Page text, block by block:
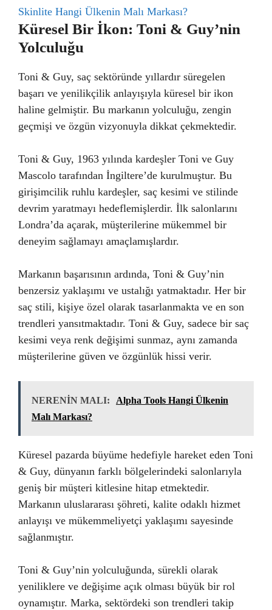
Skinlite Hangi Ülkenin Malı Markası?
Küresel Bir İkon: Toni & Guy’nin
Yolculuğu
Toni & Guy, saç sektöründe yıllardır süregelen
başarı ve yenilikçilik anlayışıyla küresel bir ikon
haline gelmiştir. Bu markanın yolculuğu, zengin
geçmişi ve özgün vizyonuyla dikkat çekmektedir.
Toni & Guy, 1963 yılında kardeşler Toni ve Guy
Mascolo tarafından İngiltere’de kurulmuştur. Bu
girişimcilik ruhlu kardeşler, saç kesimi ve stilinde
devrim yaratmayı hedeflemişlerdir. İlk salonlarını
Londra’da açarak, müşterilerine mükemmel bir
deneyim sağlamayı amaçlamışlardır.
Markanın başarısının ardında, Toni & Guy’nin
benzersiz yaklaşımı ve ustalığı yatmaktadır. Her bir
saç stili, kişiye özel olarak tasarlanmakta ve en son
trendleri yansıtmaktadır. Toni & Guy, sadece bir saç
kesimi veya renk değişimi sunmaz, aynı zamanda
müşterilerine güven ve özgünlük hissi verir.
NERENİN MALI:
Alpha Tools Hangi Ülkenin
Malı Markası?
Küresel pazarda büyüme hedefiyle hareket eden Toni
& Guy, dünyanın farklı bölgelerindeki salonlarıyla
geniş bir müşteri kitlesine hitap etmektedir.
Markanın uluslararası şöhreti, kalite odaklı hizmet
anlayışı ve mükemmeliyetçi yaklaşımı sayesinde
sağlanmıştır.
Toni & Guy’nin yolculuğunda, sürekli olarak
yeniliklere ve değişime açık olması büyük bir rol
oynamıştır. Marka, sektördeki son trendleri takip